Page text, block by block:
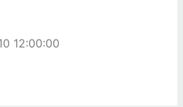
12:00:00